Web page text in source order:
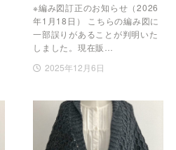
※編み図訂正のお知らせ（2026
年1月18日） こちらの編み図に
一部誤りがあることが判明いた
しました。現在販…
2025年12月6日